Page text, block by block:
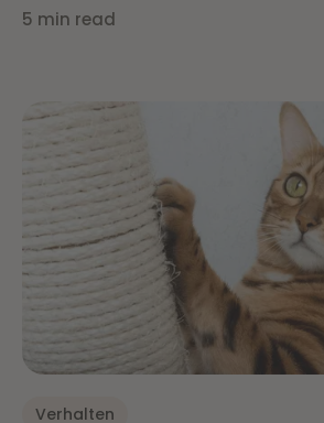
5 min read
Verhalten